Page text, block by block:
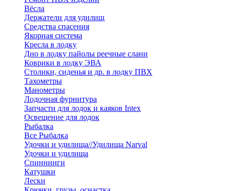
Вёсла
Держатели для удилищ
Средства спасения
Якорная система
Кресла в лодку
Дно в лодку пайолы реечные слани
Коврики в лодку ЭВА
Столики, сиденья и др. в лодку ПВХ
Тахометры
Манометры
Лодочная фурнитура
Запчасти для лодок и каяков Intex
Освещение для лодок
Рыбалка
Все Рыбалка
Удочки и удилища//Удилища Narval
Удочки и удилища
Спиннинги
Катушки
Лески